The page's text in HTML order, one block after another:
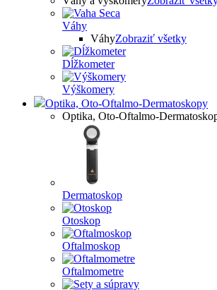
Váhy
VáhyZobraziť všetky
Dĺžkometer
Výškomery
Optika, Oto-Oftalmo-Dermatoskopy
Optika, Oto-Oftalmo-
Dermatoskop
Otoskop
Oftalmoskop
Oftalmometre